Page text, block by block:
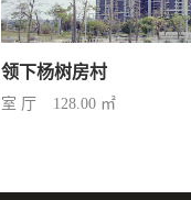
领下杨树房村
室 厅 128.00 ㎡